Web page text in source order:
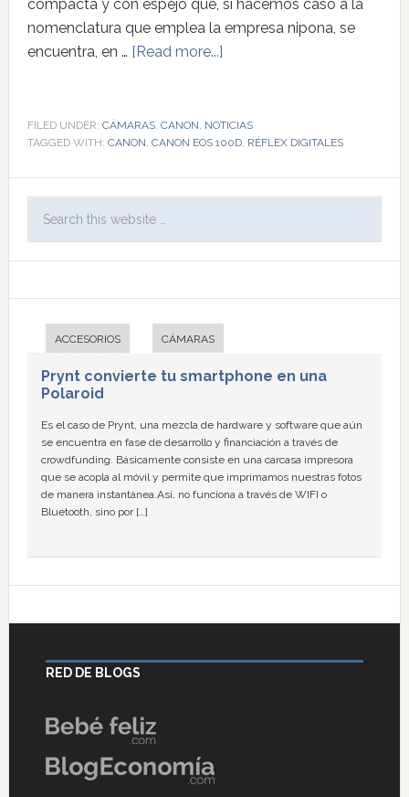
compacta y con espejo que, si hacemos caso a la
nomenclatura que emplea la empresa nipona, se
encuentra, en … [Read more...]
FILED UNDER: CÁMARAS, CANON, NOTICIAS
TAGGED WITH: CANON, CANON EOS 100D, RÉFLEX DIGITALES
ACCESORIOS CÁMARAS
Prynt convierte tu smartphone en una
Polaroid
Es el caso de Prynt, una mezcla de hardware y software que aún
se encuentra en fase de desarrollo y financiación a través de
crowdfunding. Básicamente consiste en una carcasa impresora
que se acopla al móvil y permite que imprimamos nuestras fotos
de manera instantánea.Así, no funciona a través de WIFI o
Bluetooth, sino por […]
RED DE BLOGS